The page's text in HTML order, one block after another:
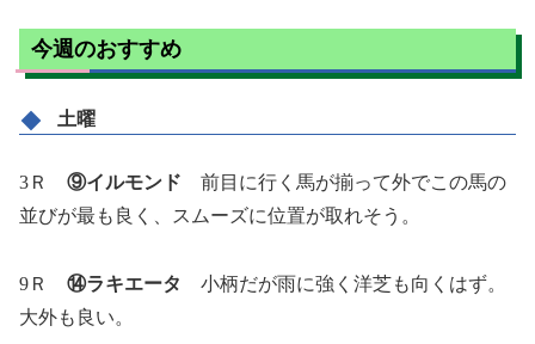
今週のおすすめ
土曜
3Ｒ ⑨イルモンド 前目に行く馬が揃って外でこの馬の
並びが最も良く、スムーズに位置が取れそう。
9Ｒ ⑭ラキエータ
小柄だが雨に強く洋芝も向くはず。
大外も良い。